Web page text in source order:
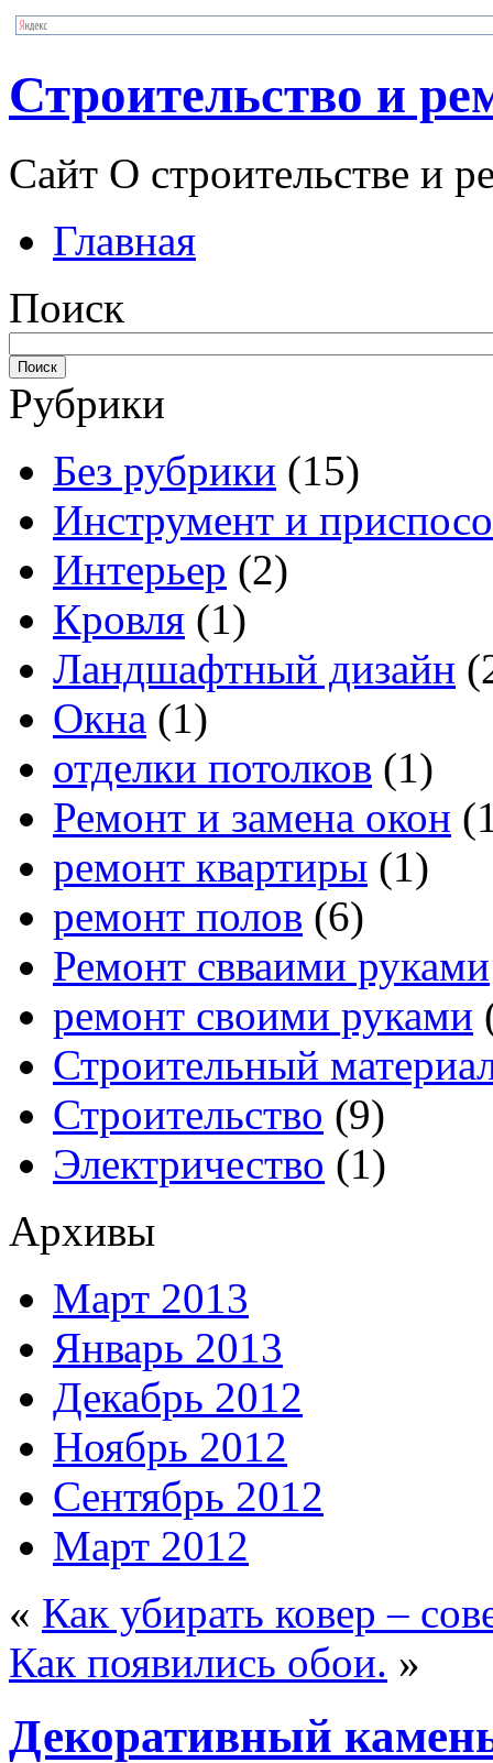
Строительство и
Сайт О строительстве и
Главная
Поиск
Рубрики
Без рубрики (15)
Инструмент и
Интерьер (2)
Кровля (1)
Ландшафтный дизайн
Окна (1)
отделки потолков (1)
Ремонт и замена окон
ремонт квартиры (1)
ремонт полов (6)
Ремонт свваими руками
ремонт своими руками
Строительный
Строительство (9)
Электричество (1)
Архивы
Март 2013
Январь 2013
Декабрь 2012
Ноябрь 2012
Сентябрь 2012
Март 2012
« Как убирать ковер –
Как появились обои. »
Декоративный